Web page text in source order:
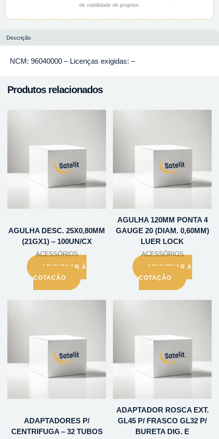
de viabilidade de projetos.
Descrição
NCM: 96040000 – Licenças exigidas: –
Produtos relacionados
AGULHA DESC. 25X0,80MM
(21GX1) – 100UN/CX
ACESSÓRIOS
ADICIONAR À
COTAÇÃO
AGULHA 120MM PONTA 4
GAUGE 20 (DIAM. 0,60MM)
LUER LOCK
ACESSÓRIOS
ADICIONAR À
COTAÇÃO
ADAPTADORES P/
CENTRIFUGA – 32 TUBOS
ADAPTADOR ROSCA EXT.
GL45 P/ FRASCO GL32 P/
BURETA DIG. E